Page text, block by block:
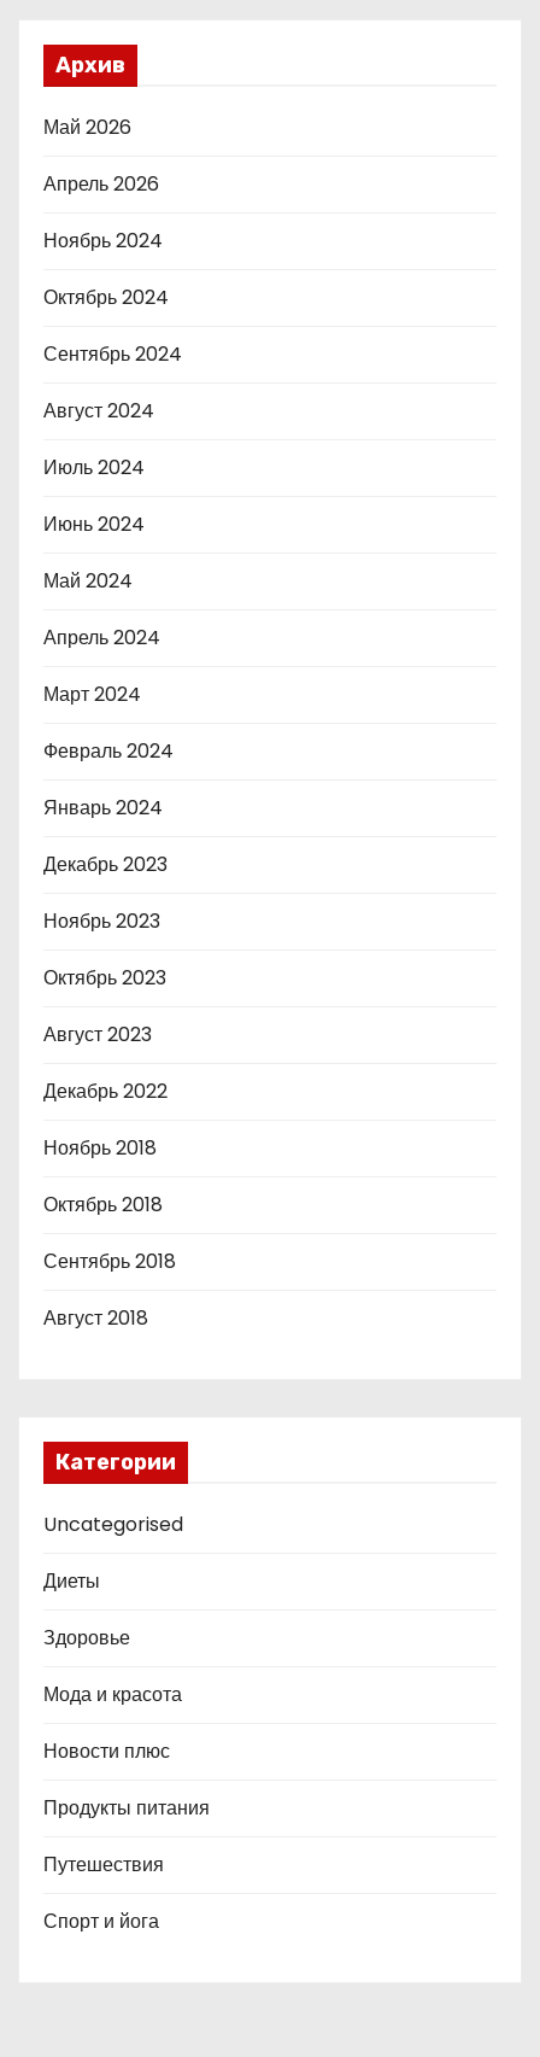
Архив
Май 2026
Апрель 2026
Ноябрь 2024
Октябрь 2024
Сентябрь 2024
Август 2024
Июль 2024
Июнь 2024
Май 2024
Апрель 2024
Март 2024
Февраль 2024
Январь 2024
Декабрь 2023
Ноябрь 2023
Октябрь 2023
Август 2023
Декабрь 2022
Ноябрь 2018
Октябрь 2018
Сентябрь 2018
Август 2018
Категории
Uncategorised
Диеты
Здоровье
Мода и красота
Новости плюс
Продукты питания
Путешествия
Спорт и йога